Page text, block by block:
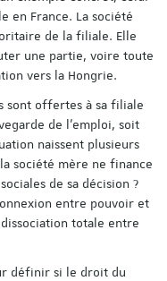
en France. La société
de la filiale. Elle
une partie, voire toute
vers la Hongrie.
sont offertes à sa filiale
de l’emploi, soit
naissent plusieurs
société mère ne finance
de sa décision ?
entre pouvoir et
totale entre
définir si le droit du